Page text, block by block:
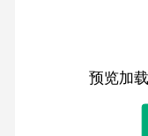
预览加